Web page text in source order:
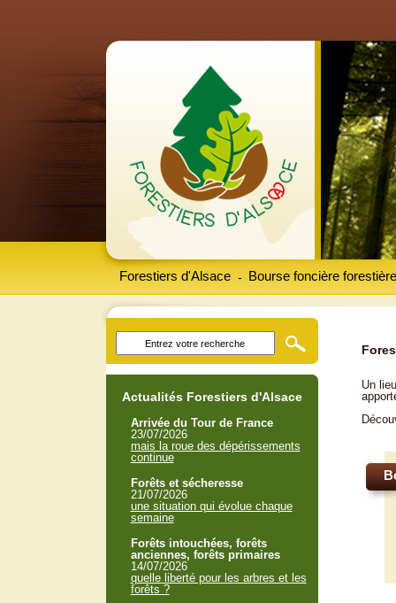
Forestiers d'Alsace Bourse foncière forestière
-
Un
Actualités Forestiers d'Alsace
Arrivée du Tour de France
23/07/2026
mais la roue des dépérissements
continue
Forêts et sécheresse
21/07/2026
une situation qui évolue chaque
semaine
Forêts intouchées, forêts
anciennes, forêts primaires
14/07/2026
quelle liberté pour les arbres et les
forêts ?